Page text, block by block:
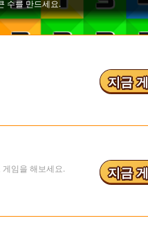
지금
임을 해보세요. 지금